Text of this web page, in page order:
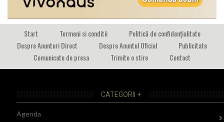
Start Termeni si conditii
Politică de confidențialitate
Despre Anunturi Direct
Despre Anuntul Oficial
Publicitate
Comunicate de presa
Trimite o stire Contact
CATEGORII +
Agenda